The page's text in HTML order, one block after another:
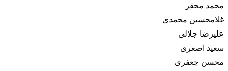
محمد محقر
غلامحسین محمدی
علیرضا جلالی
سعید اصغری
محسن جعفری